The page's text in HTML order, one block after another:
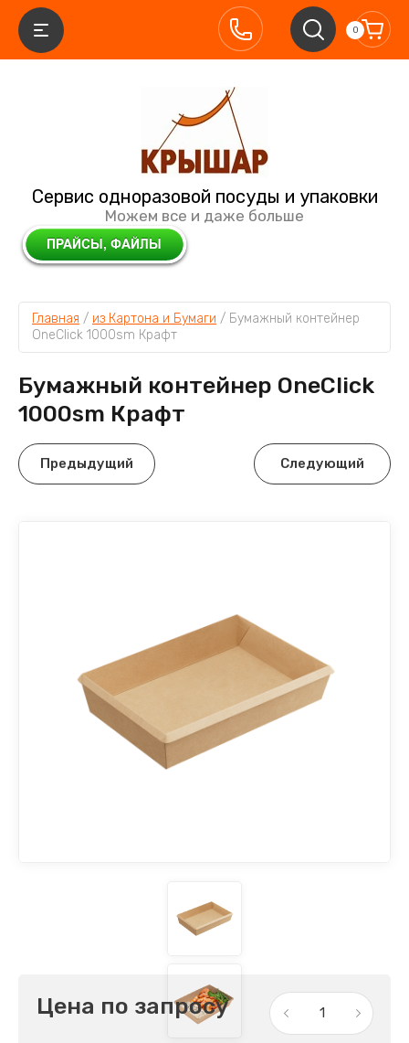
Сервис одноразовой посуды и упаковки
Можем все и даже больше
0
Главная / из Картона и Бумаги / Бумажный контейнер
OneClick 1000sm Крафт
Бумажный контейнер OneClick
1000sm Крафт
Предыдущий Следующий
Цена по запросу